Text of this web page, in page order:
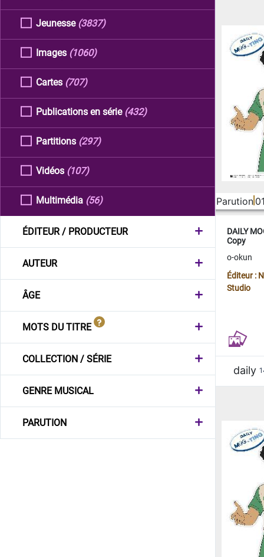
Jeunesse (3837)
Images (1060)
Cartes (707)
Publications en série (432)
Partitions (297)
Vidéos (107)
Multimédia (56)
ÉDITEUR / PRODUCTEUR
AUTEUR
ÂGE
MOTS DU TITRE
COLLECTION / SÉRIE
GENRE MUSICAL
PARUTION
Parution
DAILY
Copy
o-okun
Éditeur :
Studio
daily